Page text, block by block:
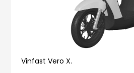
Vinfast Vero X.